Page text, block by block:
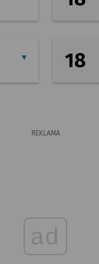
18
REKLAMA
ad